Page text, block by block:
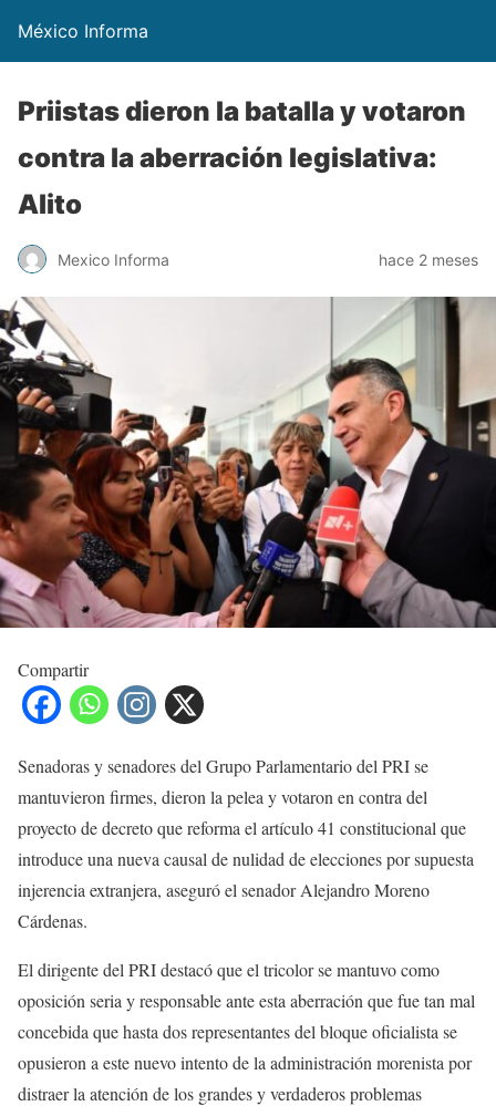
México Informa
Priistas dieron la batalla y votaron
contra la aberración legislativa:
Alito
Mexico Informa hace 2 meses
Compartir
Senadoras y senadores del Grupo Parlamentario del PRI se
mantuvieron firmes, dieron la pelea y votaron en contra del
proyecto de decreto que reforma el artículo 41 constitucional que
introduce una nueva causal de nulidad de elecciones por supuesta
injerencia extranjera, aseguró el senador Alejandro Moreno
Cárdenas.
El dirigente del PRI destacó que el tricolor se mantuvo como
oposición seria y responsable ante esta aberración que fue tan mal
concebida que hasta dos representantes del bloque oficialista se
opusieron a este nuevo intento de la administración morenista por
distraer la atención de los grandes y verdaderos problemas